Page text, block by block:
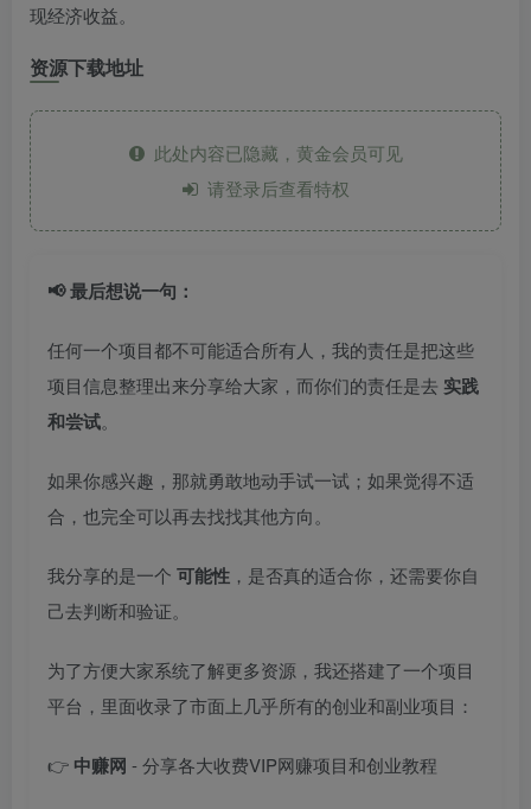
现经济收益。
资源下载地址
此处内容已隐藏，黄金会员可见
请登录后查看特权
📢 最后想说一句：
任何一个项目都不可能适合所有人，我的责任是把这些
项目信息整理出来分享给大家，而你们的责任是去 实践
和尝试。
如果你感兴趣，那就勇敢地动手试一试；如果觉得不适
合，也完全可以再去找找其他方向。
我分享的是一个 可能性 ，是否真的适合你，还需要你自
己去判断和验证。
为了方便大家系统了解更多资源，我还搭建了一个项目
平台，里面收录了市面上几乎所有的创业和副业项目：
👉 中赚网 - 分享各大收费VIP网赚项目和创业教程